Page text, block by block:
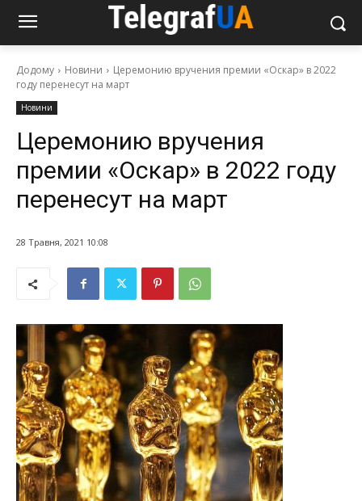
Додому Новини
Церемонию вручения премии «Оскар» в 2022
году перенесут на март
Новини
Церемонию вручения
премии «Оскар» в 2022 году
перенесут на март
28 Травня, 2021 10:08